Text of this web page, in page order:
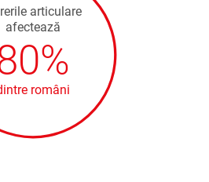
articulare
afectează
români